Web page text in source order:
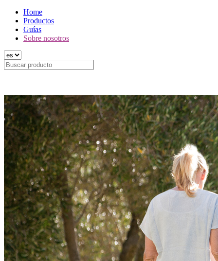
Home
Productos
Guías
Sobre nosotros